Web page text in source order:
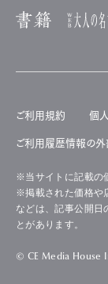
ご利用規約 個
ご利用履歴情報の外
※当サイトに記載の
※掲載された価格や
などは、記事公開日
とがあります。
© CE Media House